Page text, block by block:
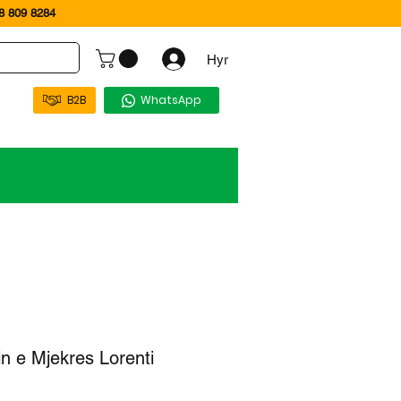
809 8284
Hyr
B2B WhatsApp
e Mjekres Lorenti